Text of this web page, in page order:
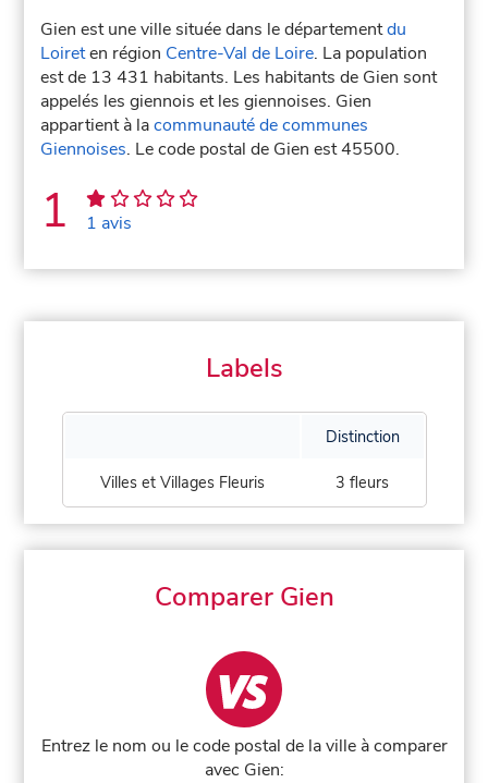
Gien est une ville située dans le départementdu
Loireten région Centre-Val de Loire. La population
est de 13 431 habitants. Les habitants de Gien sont
appelés les giennois et les giennoises. Gien
appartient à lacommunauté de communes
Giennoises. Le code postal de Gien est 45500.
1 1 avis
Labels
Distinction
Villes et Villages Fleuris 3 fleurs
Comparer Gien
Entrez le nom ou le code postal de la ville à comparer
avec Gien: